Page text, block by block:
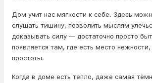
Дом учит нас мягкости к себе. Здесь
слушать тишину, позволить мыслям
доказывать силу — достаточно просто
появляется там, где есть место нежности,
простоты.
Когда в доме есть тепло, даже самая